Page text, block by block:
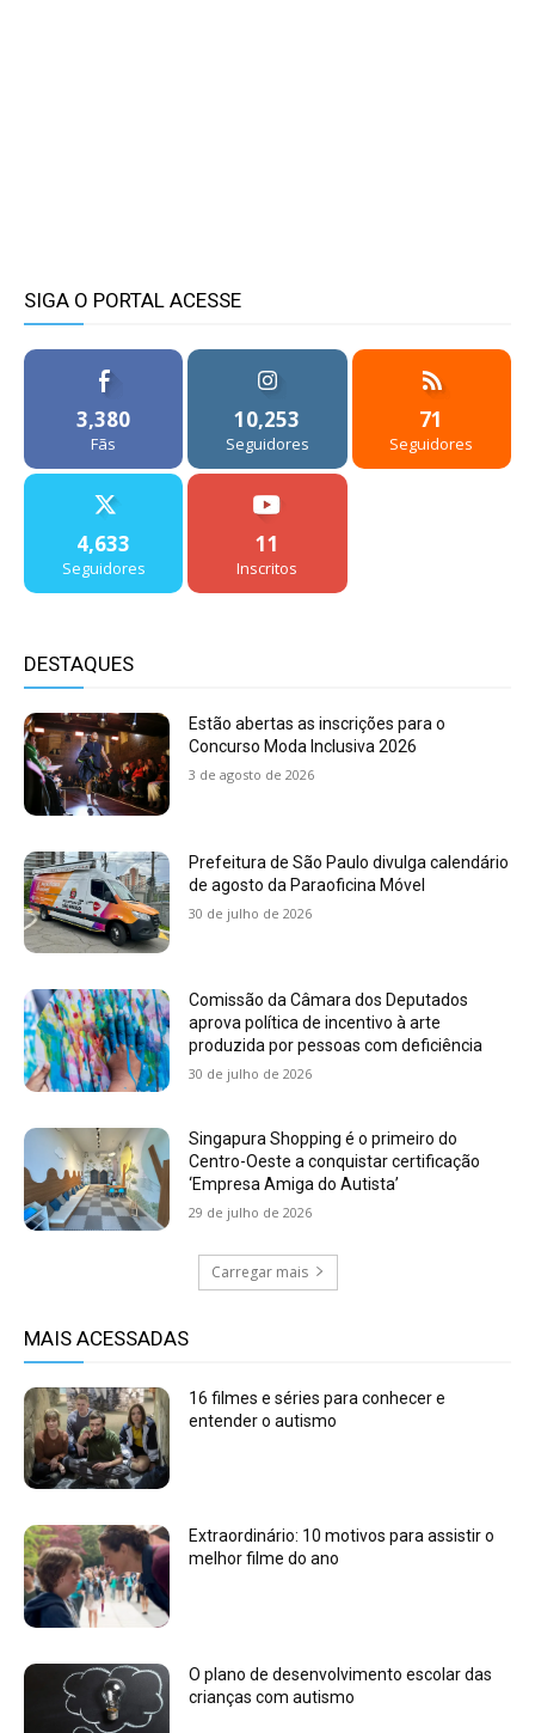
SIGA O PORTAL ACESSE
3,380
Fãs
10,253
Seguidores
71
Seguidores
4,633
Seguidores
11
Inscritos
DESTAQUES
Estão abertas as inscrições para o
Concurso Moda Inclusiva 2026
3 de agosto de 2026
Prefeitura de São Paulo divulga calendário
de agosto da Paraoficina Móvel
30 de julho de 2026
Comissão da Câmara dos Deputados
aprova política de incentivo à arte
produzida por pessoas com deficiência
30 de julho de 2026
Singapura Shopping é o primeiro do
Centro-Oeste a conquistar certificação
‘Empresa Amiga do Autista’
29 de julho de 2026
Carregar mais
MAIS ACESSADAS
16 filmes e séries para conhecer e
entender o autismo
Extraordinário: 10 motivos para assistir o
melhor filme do ano
O plano de desenvolvimento escolar das
crianças com autismo